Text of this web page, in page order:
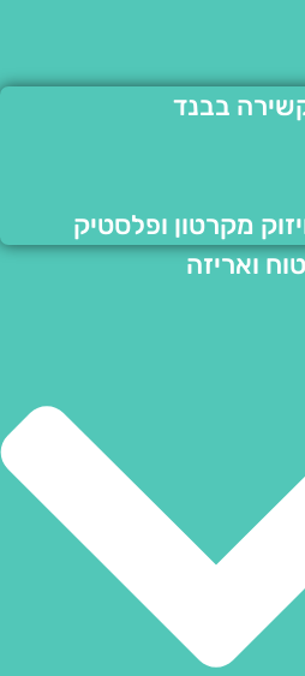
בבנד
מקרטון ופלסטיק
ואריזה